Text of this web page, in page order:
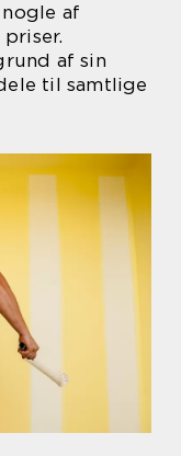
af
af sin
til samtlige